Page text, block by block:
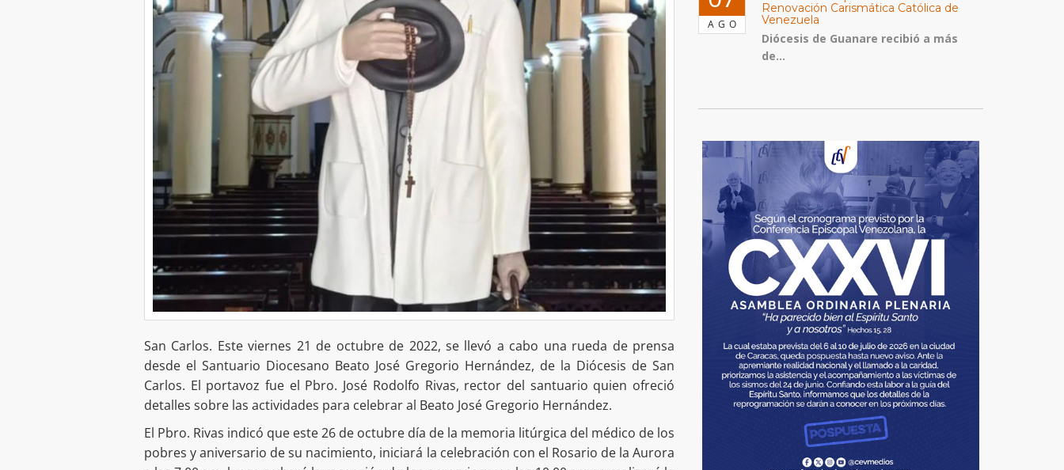
San Carlos. Este viernes 21 de octubre de 2022, se llevó a cabo una rueda de prensa
desde el Santuario Diocesano Beato José Gregorio Hernández, de la Diócesis de San
Carlos. El portavoz fue el Pbro. José Rodolfo Rivas, rector del santuario quien ofreció
detalles sobre las actividades para celebrar al Beato José Gregorio Hernández.
El Pbro. Rivas indicó que este 26 de octubre día de la memoria litúrgica del médico de los
pobres y aniversario de su nacimiento, iniciará la celebración con el Rosario de la Aurora
AGO
Renovación Carismática Católica de
Venezuela
Diócesis de Guanare recibió a más
de...